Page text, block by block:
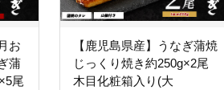
お
蒲
尾
【鹿児島県産】うなぎ蒲焼
じっくり焼き約250g×2尾
木目化粧箱入り(大